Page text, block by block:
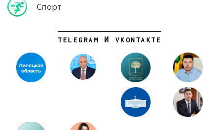
Спорт
TELEGRAM И VKONTAKTE